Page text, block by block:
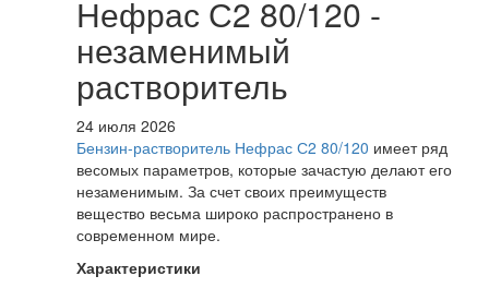
Нефрас С2 80/120 -
незаменимый
растворитель
24 июля 2026
Бензин-растворитель Нефрас С2 80/120 имеет ряд
весомых параметров, которые зачастую делают его
незаменимым. За счет своих преимуществ
вещество весьма широко распространено в
современном мире.
Характеристики